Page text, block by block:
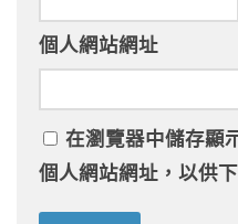
個人網站網址
在瀏覽器中儲存顯
個人網站網址，以供